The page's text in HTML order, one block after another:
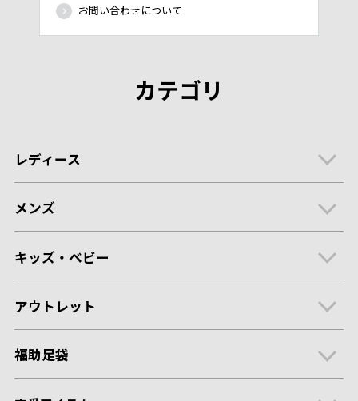
お問い合わせについて
カテゴリ
レディース
メンズ
キッズ・ベビー
アウトレット
福助足袋